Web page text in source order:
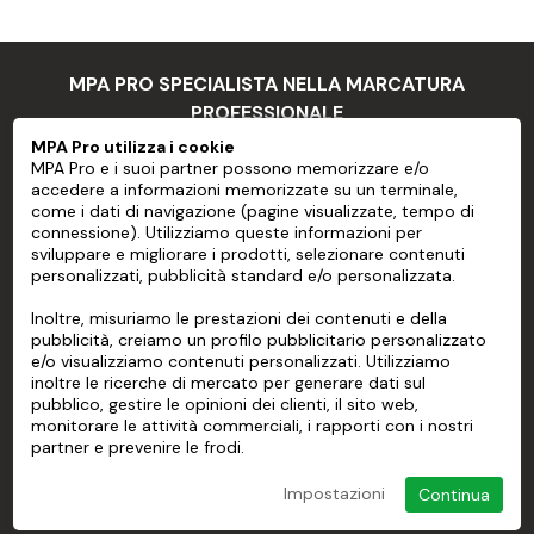
Come usare
Preparazione del substrato
Tutte le superfici, comprese quelle appena verniciate,
devono essere pulite prima di applicare la pellicola
adesiva.
Non utilizzare solventi grassi come l'alcol denaturato.
Applicazione
Controllare la temperatura del substrato, che deve
essere compresa tra 10°C e 30°C, e l'umidità deve
MPA PRO SPECIALISTA NELLA MARCATURA
PROFESSIONALE
MPA PRO
SERVIZI
CONTO
AIUTO
INFORMAZIONI
MPA Pro utilizza i cookie
MPA Pro e i suoi partner possono memorizzare e/o
accedere a informazioni memorizzate su un terminale,
come i dati di navigazione (pagine visualizzate, tempo di
connessione). Utilizziamo queste informazioni per
sviluppare e migliorare i prodotti, selezionare contenuti
personalizzati, pubblicità standard e/o personalizzata.
Inoltre, misuriamo le prestazioni dei contenuti e della
pubblicità, creiamo un profilo pubblicitario personalizzato
e/o visualizziamo contenuti personalizzati. Utilizziamo
inoltre le ricerche di mercato per generare dati sul
pubblico, gestire le opinioni dei clienti, il sito web,
monitorare le attività commerciali, i rapporti con i nostri
partner e prevenire le frodi.
Continua
Impostazioni